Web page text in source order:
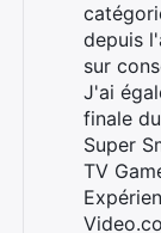
depuis
sur
J'ai
finale
Super
TV